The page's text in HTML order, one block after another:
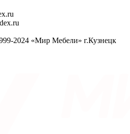
2024 «Мир Мебели» г.Кузнецк